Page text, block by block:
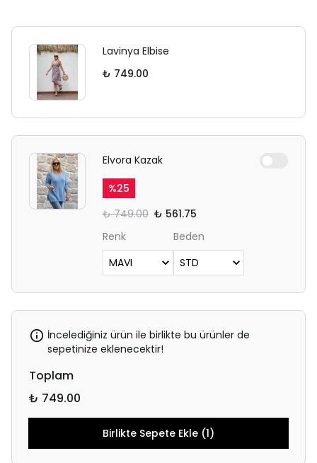
Lavinya Elbise
₺ 749.00
Elvora Kazak
%25
₺ 749.00 ₺ 561.75
Renk
Beden
İncelediğiniz ürün ile birlikte bu ürünler de
sepetinize eklenecektir!
Toplam
₺ 749.00
Birlikte Sepete Ekle (1)